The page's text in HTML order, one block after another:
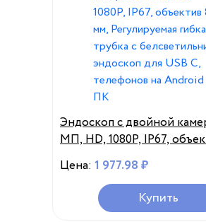
Эндоскоп с двойной
МП, HD, 1080P, IP67,
мм, Регулируемая гибкая
белсветильник, эндоскоп
C, телефонов на Android и
Цена: 1 977.98 ₽
Купить